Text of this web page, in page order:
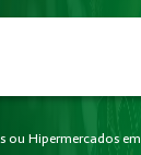
ou Hipermercados